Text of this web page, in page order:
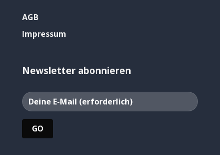
AGB
Impressum
Newsletter abonnieren